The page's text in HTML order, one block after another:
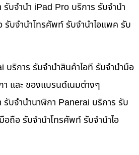
บจำนำ iPad Pro บริการ รับจำนำ
รับจำนำโทรศัพท์ รับจำนำไอแพค รับ
บริการ รับจำนำสินค้าไอที รับจำนำมือ
และ ของแบรนด์เนมต่างๆ
บจำนำนาฬิกา Panerai บริการ รับ
อถือ รับจำนำโทรศัพท์ รับจำนำไอ